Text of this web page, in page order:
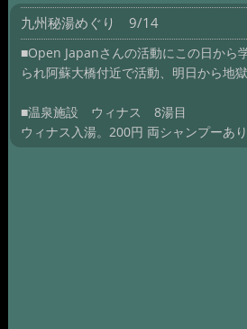
九州秘湯めぐり 9/14
■Open Japanさんの活動にこの日から
られ阿蘇大橋付近で活動、明日から地
■温泉施設 ウィナス 8湯目
ウィナス入湯。200円 両シャンプーあり